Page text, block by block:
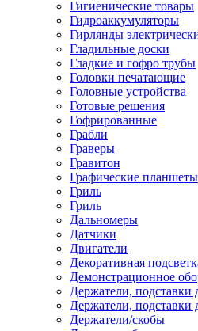
Гигиенические товары
Гидроаккумуляторы
Гирлянды
Гладильные доски
Гладкие и гофро трубы
Головки печатающие
Головные устройства
Готовые решения
Гофрированные
Грабли
Граверы
Гравитон
Графические планшеты
Гриль
Гриль
Дальномеры
Датчики
Двигатели
Декоративная
Демонстрационное
Держатели, подставки
Держатели, подставки
Держатели/скобы